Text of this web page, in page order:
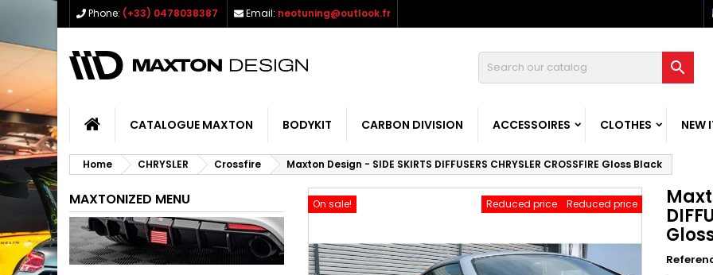
Phone: (+33) 0478038387 Email: neotuning@outlook.fr

CATALOGUE MAXTON BODYKIT CARBON DIVISION ACCESSOIRES CLOTHES NEW
Home CHRYSLER Crossfire Maxton Design - SIDE SKIRTS DIFFUSERS CHRYSLER CROSSFIRE Gloss Black
MAXTONIZED MENU On sale! Reduced price
Reduced price